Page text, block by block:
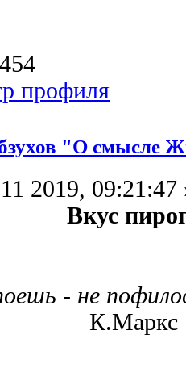
"О смысле
2019, 09:21:47
Вкус
- не
К.Маркс